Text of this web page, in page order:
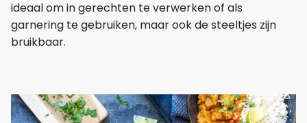
ideaal om in gerechten te verwerken of als
garnering te gebruiken, maar ook de steeltjes zijn
bruikbaar.